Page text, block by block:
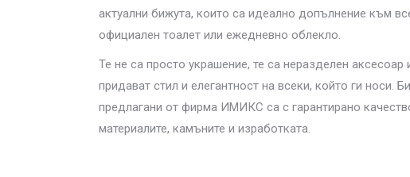
актуални бижута, които са идеално допълнение към
официален тоалет или ежедневно облекло.
Те не са просто украшение, те са неразделен аксесоар
придават стил и елегантност на всеки, който ги носи.
предлагани от фирма ИМИКС са с гарантирано
материалите, камъните и изработката.